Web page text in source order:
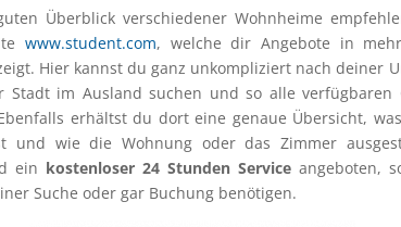
Überblick verschiedener Wohnheime
www.student.com, welche dir Angebote in
Hier kannst du ganz unkompliziert nach deiner
Stadt im Ausland suchen und so alle verfügbaren
erhältst du dort eine genaue Übersicht,
und wie die Wohnung oder das Zimmer
ein kostenloser 24 Stunden Serviceangeboten,
Suche oder gar Buchung benötigen.